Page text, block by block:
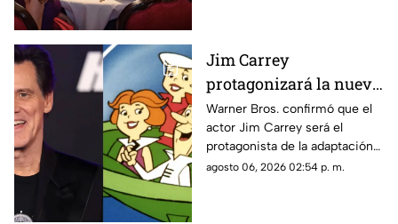
Jim Carrey
protagonizará la nueva
película live-action de
“Los Supersónicos” de
Warner Bros.
Warner Bros. confirmó que el
actor Jim Carrey será el
protagonista de la adaptación
en acción real de “Los
agosto 06, 2026 02:54 p. m.